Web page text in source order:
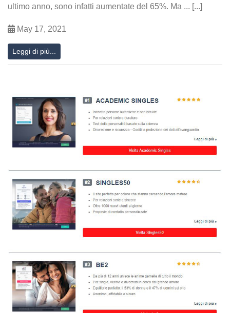
ultimo anno, sono infatti aumentate del 65%. Ma ... [...]
May 17, 2021
Leggi di più...